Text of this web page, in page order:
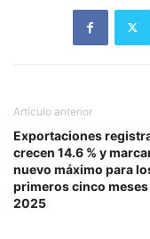
Artículo anterior
Exportaciones
crecen 14.6 % y
nuevo máximo para
primeros cinco meses
2025